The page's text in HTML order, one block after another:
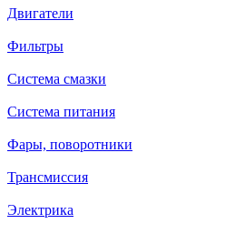
Двигатели
Фильтры
Система смазки
Система питания
Фары, поворотники
Трансмиссия
Электрика